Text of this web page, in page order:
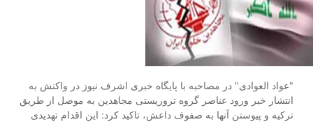
"عواد العوادی" در مصاحبه با پایگاه خبری اشرف نیوز در واکنش به
انتشار خبر ورود عناصر گروه تروریستی مجاهدین به موصل از طریق
ترکیه و پیوستن آنها به صفوف داعش، تاکید کرد: این اقدام تهدیدی